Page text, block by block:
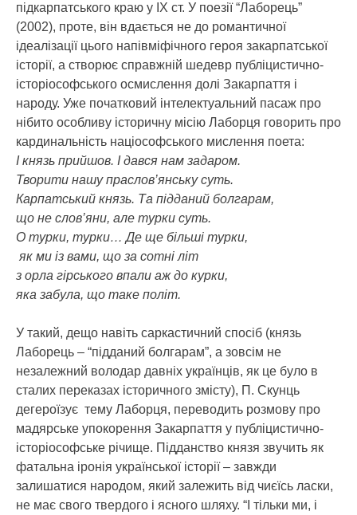
підкарпатського краю у ІХ ст. У поезії “Лаборець”
(2002), проте, він вдається не до романтичної
ідеалізації цього напівміфічного героя закарпатської
історії, а створює справжній шедевр публіцистично-
історіософського осмислення долі Закарпаття і
народу. Уже початковий інтелектуальний пасаж про
нібито особливу історичну місію Лаборця говорить про
кардинальність націософського мислення поета:
І князь прийшов. І дався нам задаром.
Творити нашу праслов’янську суть.
Карпатський князь. Та підданий болгарам,
що не слов’яни, але турки суть.
О турки, турки… Де ще більші турки,
як ми із вами, що за сотні літ
з орла гірського впали аж до курки,
яка забула, що таке політ.
У такий, дещо навіть саркастичний спосіб (князь
Лаборець – “підданий болгарам”, а зовсім не
незалежний володар давніх українців, як це було в
сталих переказах історичного змісту), П. Скунць
дегероїзує тему Лаборця, переводить розмову про
мадярське упокорення Закарпаття у публіцистично-
історіософське річище. Підданство князя звучить як
фатальна іронія української історії – завжди
залишатися народом, який залежить від чиєїсь ласки,
не має свого твердого і ясного шляху. “І тільки ми, і